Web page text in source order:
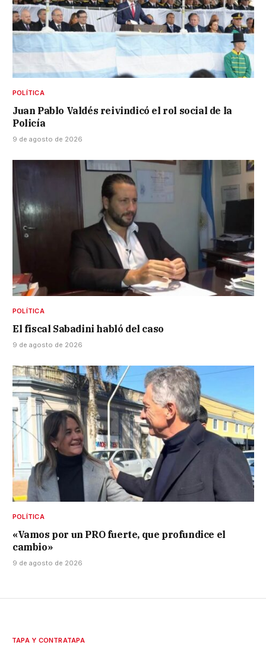
POLÍTICA
Juan Pablo Valdés reivindicó el rol social de la
Policía
9 de agosto de 2026
POLÍTICA
El fiscal Sabadini habló del caso
9 de agosto de 2026
POLÍTICA
«Vamos por un PRO fuerte, que profundice el
cambio»
9 de agosto de 2026
TAPA Y CONTRATAPA